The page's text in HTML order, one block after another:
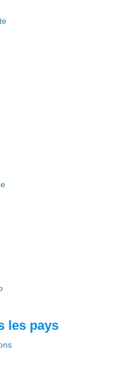
les pays